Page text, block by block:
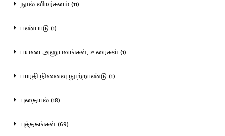
நூல் விமர்சனம் (11)
பண்பாடு (1)
பயண அனுபவங்கள், உரைகள் (1)
பாரதி நினைவு நூற்றாண்டு (1)
புதையல் (18)
புத்தகங்கள் (69)